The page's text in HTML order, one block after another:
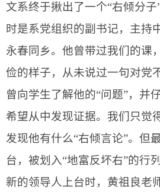
文系终于揪出了一个“右倾分子
时是系党组织的副书记，主持
永春同乡。他曾带过我们的课
俭的样子，从未说过一句对党
曾向学生了解他的“问题”，并
希望从中发现证据。我们只觉
发现他有什么“右倾言论”。但
台，被划入“地富反坏右”的行
新的领导人上台时， 黄祖良老